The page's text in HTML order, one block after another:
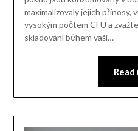
maximalizovaly jejich přínosy,
vysokým počtem CFU a
skladování během vaší…
Read